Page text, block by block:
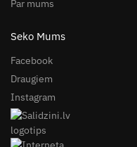
Par mums
Seko Mums
Facebook
Draugiem
Instagram